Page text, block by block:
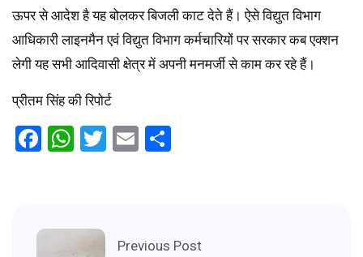
ऊपर से आदेश है यह बोलकर बिजली काट देते हैं। ऐसे विद्युत विभाग
आधिकारी लाइनमैन एवं विद्युत विभाग कर्मचारियों पर सरकार कब एक्शन
लेगी यह सभी आदिवासी क्षेत्र में अपनी मनमर्जी से काम कर रहे हैं।
प्रीतम सिंह की रिपोर्ट
Facebook
WhatsApp
Twitter
Email
Previous Post